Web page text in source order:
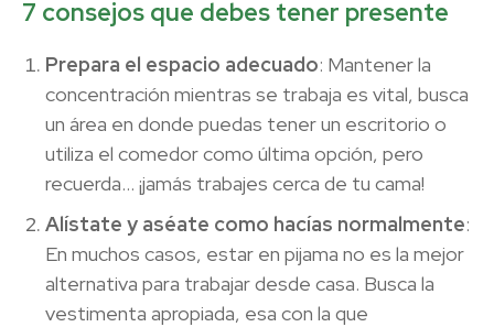
7 consejos que debes tener presente
Prepara el espacio adecuado: Mantener la
concentración mientras se trabaja es vital, busca
un área en donde puedas tener un escritorio o
utiliza el comedor como última opción, pero
recuerda… ¡jamás trabajes cerca de tu cama!
Alístate y aséate como hacías normalmente:
En muchos casos, estar en pijama no es la mejor
alternativa para trabajar desde casa. Busca la
vestimenta apropiada, esa con la que